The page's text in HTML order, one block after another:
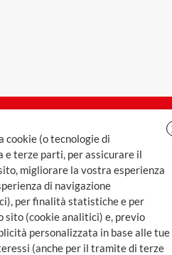
S.A.
Balerna (CH)
cookie (o tecnologie di
e terze parti, per assicurare il
migliorare la vostra esperienza
di navigazione
per finalità statistiche e per
sito (cookie analitici) e, previo
personalizzata in base alle tue
(anche per il tramite di terze